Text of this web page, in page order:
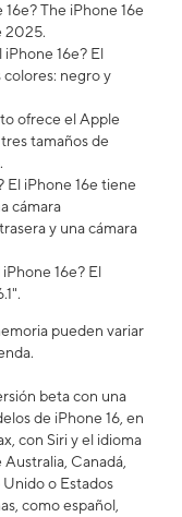
The iPhone 16e
2025.
16e? El
colores: negro y
ofrece el Apple
tamaños de
El iPhone 16e tiene
cámara
y una cámara
16e? El
pueden variar
beta con una
de iPhone 16, en
con Siri y el idioma
Canadá,
Unido o Estados
como español,